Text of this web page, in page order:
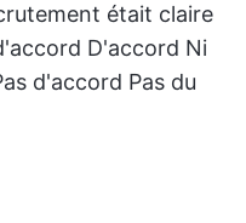
était claire
D'accord Ni
d'accord Pas du